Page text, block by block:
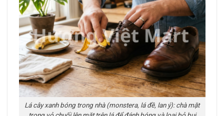
Lá cây xanh bóng trong nhà (monstera, lá đề, lan ý): chà mặt